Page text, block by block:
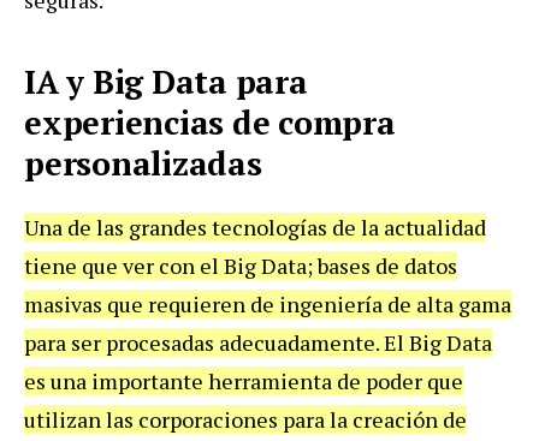
IA y Big Data para
experiencias de compra
personalizadas
Una de las grandes tecnologías de la actualidad
tiene que ver con el Big Data; bases de datos
masivas que requieren de ingeniería de alta gama
para ser procesadas adecuadamente. El Big Data
es una importante herramienta de poder que
utilizan las corporaciones para la creación de